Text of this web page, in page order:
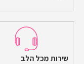
שירות מכל הלב